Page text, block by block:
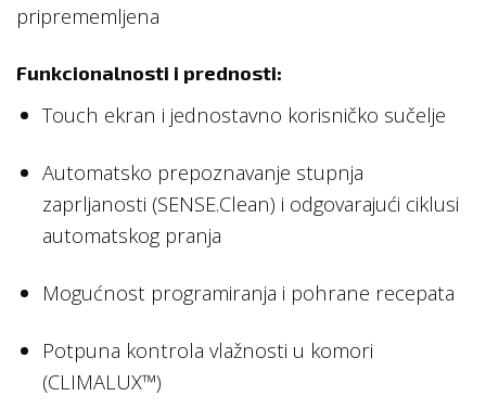
priprememljena
Funkcionalnosti i prednosti:
Touch ekran i jednostavno korisničko sučelje
Automatsko prepoznavanje stupnja
zaprljanosti (SENSE.Clean) i odgovarajući ciklusi
automatskog pranja
Mogućnost programiranja i pohrane recepata
Potpuna kontrola vlažnosti u komori
(CLIMALUX™)